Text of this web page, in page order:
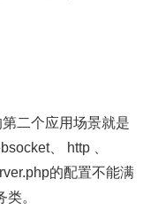
二个应用场景就是
、 http 、
的配置不能满
。